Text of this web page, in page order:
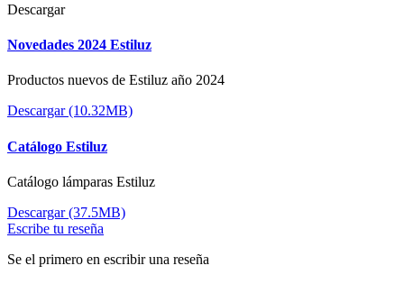
Descargar
Novedades 2024 Estiluz
Productos nuevos de Estiluz año 2024
Descargar (10.32MB)
Catálogo Estiluz
Catálogo lámparas Estiluz
Descargar (37.5MB)
Escribe tu reseña
Se el primero en escribir una reseña